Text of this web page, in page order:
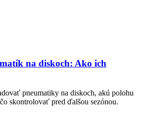
na diskoch: Ako ich
pneumatiky na diskoch, akú polohu
skontrolovať pred ďalšou sezónou.